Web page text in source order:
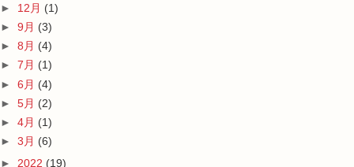
► 12月 (1)
► 9月 (3)
► 8月 (4)
► 7月 (1)
► 6月 (4)
► 5月 (2)
► 4月 (1)
► 3月 (6)
► 2022 (19)